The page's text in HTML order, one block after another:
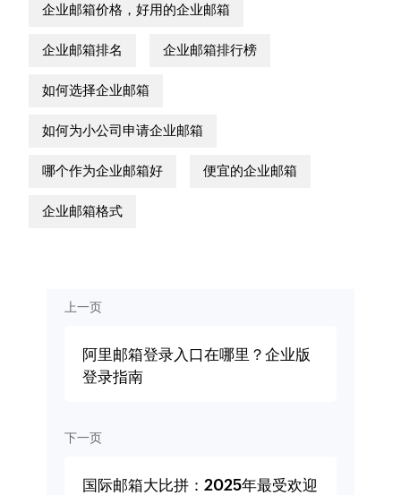
企业邮箱价格，好用的企业邮箱
企业邮箱排名 企业邮箱排行榜
如何选择企业邮箱
如何为小公司申请企业邮箱
哪个作为企业邮箱好 便宜的企业邮箱
企业邮箱格式
上一页
阿里邮箱登录入口在哪里？企业版
登录指南
下一页
国际邮箱大比拼：2025年最受欢迎